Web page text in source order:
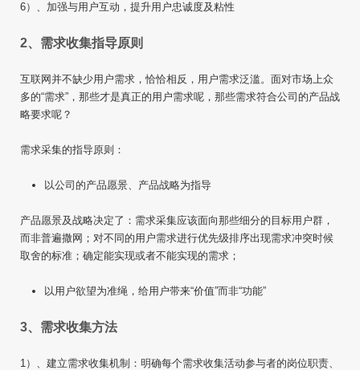
6）、加强与用户互动，提升用户忠诚度及粘性
2、需求收集指导原则
互联网并不缺少用户需求，恰恰相反，用户需求泛滥。面对市场上众
多的“需求”，那些才是真正的用户需求呢，那些需求符合公司的产品战
略要求呢？
需求采集的指导原则：
以公司的产品愿景、产品战略为指导
产品愿景及战略决定了：需求采集应该面向那些细分的目标用户群，
而非普遍撒网；对不同的用户需求进行优先级排序出现需求冲突时候
取舍的标准；确定能实现或者不能实现的需求；
以用户欲望为准绳，给用户带来“价值”而非“功能”
3、需求收集方法
1）、建立需求收集机制：明确每个需求收集活动参与者的岗位职责、